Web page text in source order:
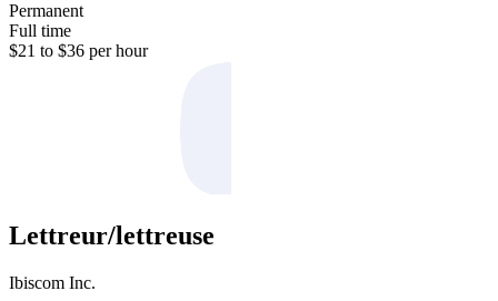
Permanent
Full time
$21 to $36 per hour
Lettreur/lettreuse
Ibiscom Inc.